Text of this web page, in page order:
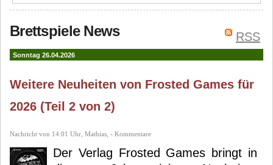
RSS
Brettspiele News
Sonntag 26.04.2026
Weitere Neuheiten von Frosted Games für
2026 (Teil 2 von 2)
Nachricht von 14:01 Uhr, Mathias, - Kommentare
Der Verlag Frosted Games bringt in